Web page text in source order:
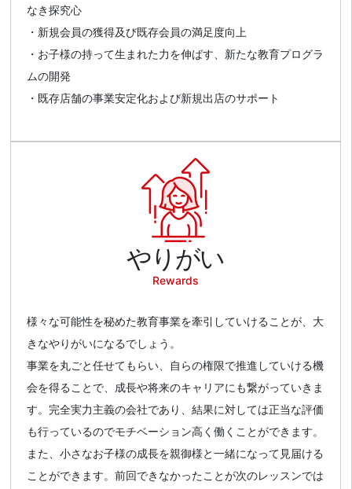
なき探究心
・新規会員の獲得及び既存会員の満足度向上
・お子様の持って生まれた力を伸ばす、新たな教育プログラ
ムの開発
・既存店舗の事業安定化および新規出店のサポート
やりがい
Rewards
様々な可能性を秘めた教育事業を牽引していけることが、大
きなやりがいになるでしょう。
事業を丸ごと任せてもらい、自らの権限で推進していける機
会を得ることで、成長や将来のキャリアにも繋がっていきま
す。完全実力主義の会社であり、結果に対しては正当な評価
も行っているのでモチベーション高く働くことができます。
また、小さなお子様の成長を親御様と一緒になって見届ける
ことができます。前回できなかったことが次のレッスンでは